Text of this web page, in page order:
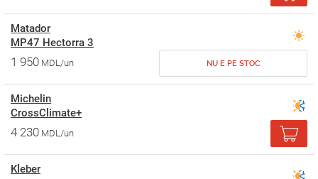
Matador
MP47 Hectorra 3
1 950 MDL/un NU E PE STOC
Michelin
CrossClimate+
4 230 MDL/un
Kleber